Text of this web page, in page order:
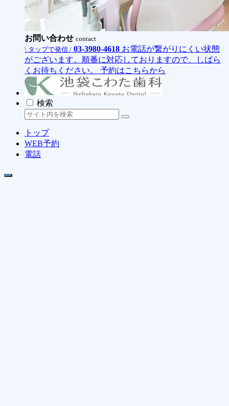
お問い合わせ contact
\ タップで発信 / 03-3980-4618 お電話が繋がりにくい状態
がございます。順番に対応しておりますので、しばら
くお待ちください。
予約はこちらから
検索
トップ
WEB予約
電話